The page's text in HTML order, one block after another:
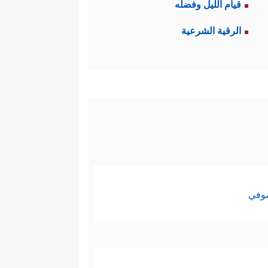
عن سائر الكائنات، وهو وظيفة
المادية، وحبس اهتمامهم
الخطوة الأولى على طريق
قيام الليل وفضله
الرقية الشرعية